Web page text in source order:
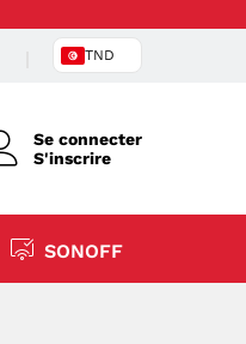
TND
Se connecter
S'inscrire
SONOFF